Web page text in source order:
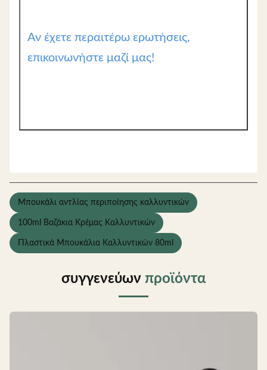
Αν έχετε περαιτέρω ερωτήσεις,
επικοινωνήστε μαζί μας!
Μπουκάλι αντλίας περιποίησης καλλυντικών
100ml Βαζάκια Κρέμας Καλλυντικών
Πλαστικά Μπουκάλια Καλλυντικών 80ml
συγγενεύων προϊόντα